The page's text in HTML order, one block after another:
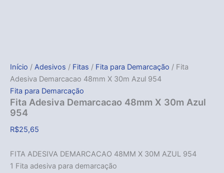
Início / Adesivos / Fitas / Fita para Demarcação / Fita
Adesiva Demarcacao 48mm X 30m Azul 954
Fita para Demarcação
Fita Adesiva Demarcacao 48mm X 30m Azul
954
R$25,65
FITA ADESIVA DEMARCACAO 48MM X 30M AZUL 954
1 Fita adesiva para demarcação